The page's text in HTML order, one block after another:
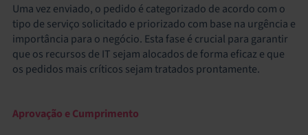
Uma vez enviado, o pedido é categorizado de acordo com o
tipo de serviço solicitado e priorizado com base na urgência e
importância para o negócio. Esta fase é crucial para garantir
que os recursos de IT sejam alocados de forma eficaz e que
os pedidos mais críticos sejam tratados prontamente.
Aprovação e Cumprimento